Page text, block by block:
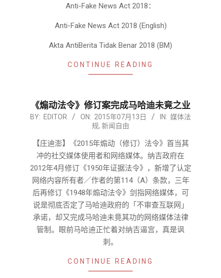
Anti-Fake News Act 2018：
Anti-Fake News Act 2018 (English)
Akta AntiBerita Tidak Benar 2018 (BM)
CONTINUE READING
《煽动法令》修订案完成马哈迪未竟之业
2015-
BY: EDITOR ON: 2015年07月13日 IN: 媒体法
规, 新闻自由
【庄迪澎】《2015年煽动（修订）法令》首当其
冲的社交媒体使用者和网络媒体。纳吉政府在
2012年4月修订《1950年证据法令》，新增了认定
网络内容所有者／作者的第114（A）条款，三年
后再修订《1948年煽动法令》剑指网络媒体，可
说是彻底否定了马哈迪政府的「不审查互联网」
承诺，却又完成马哈迪未竟其功的网络媒体法律
管制。眼前马哈迪正忙着对纳吉逼宫，真是讽
刺。
CONTINUE READING